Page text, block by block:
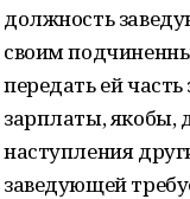
должность
своим
передать ей
зарплаты, якобы,
наступления
заведующей